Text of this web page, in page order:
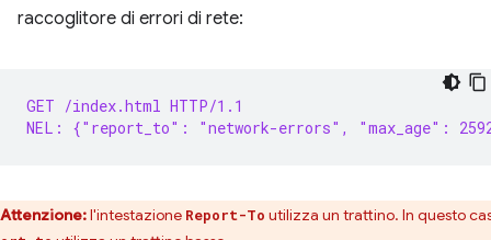
raccoglitore di errori di rete:
GET /index.html HTTP/1.1
NEL: {"report_to": "network-errors", "max_age":
Attenzione:l'intestazione Report-To utilizza un trattino. In questo